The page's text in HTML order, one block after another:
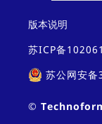
中空玻璃
挑战？
Contact
and
policy
版本说明
苏ICP备
苏公网安
©